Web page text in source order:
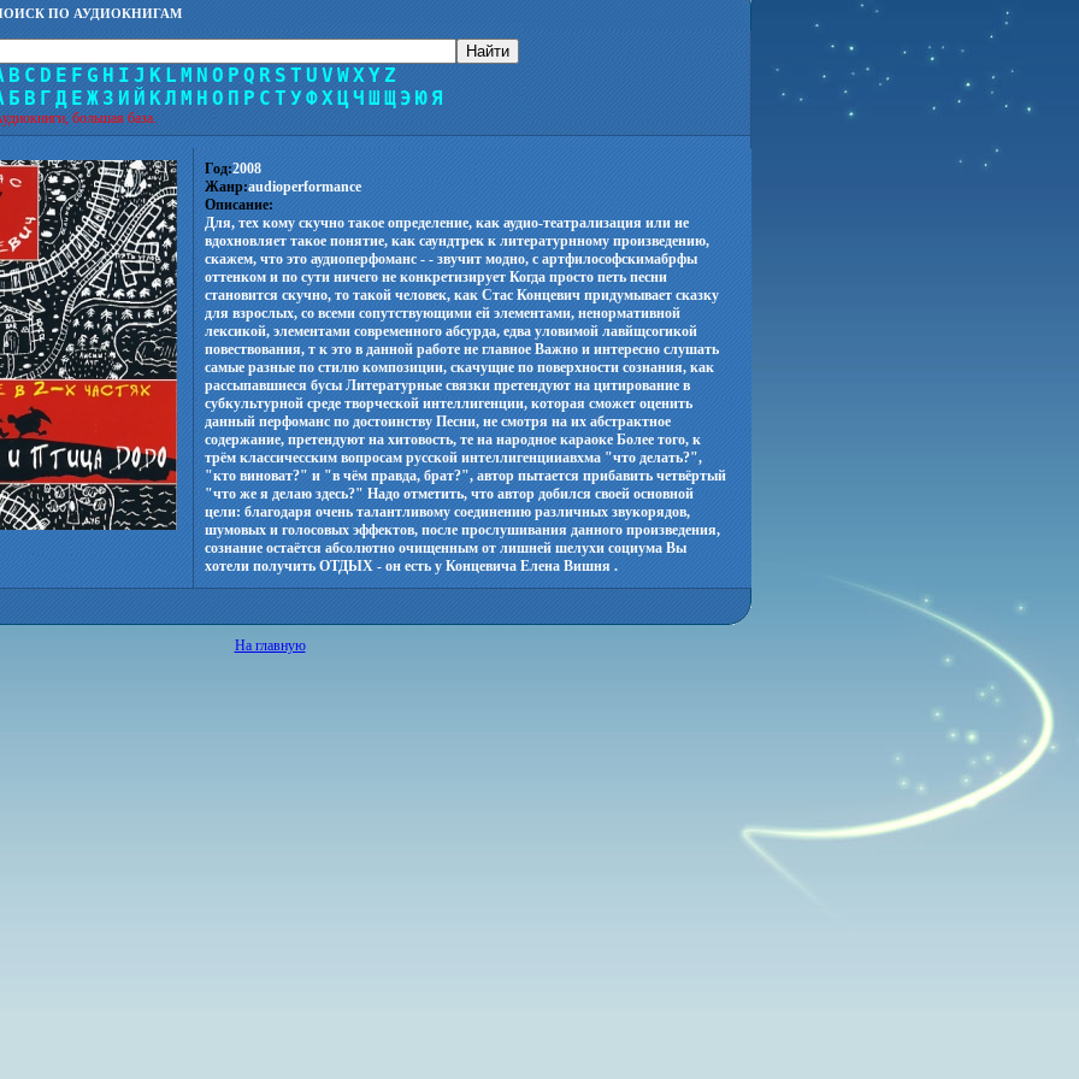
ПО АУДИОКНИГАМ
B C D E F G H I J K L M N O P Q R S T U V WXYZ
Б В Г Д Е Ж З И Й КЛ М Н О П Р С Т УФХ ЦЧ Ш Щ Э ЮЯ
большая база.
Год:2008
Жанр:audioperformance
Описание:
Для, тех кому скучно такое определение, как аудио-театрализация или не
вдохновляет такое понятие, как саундтрек к литературнному произведению,
скажем, что это аудиоперфоманс - - звучит модно, с артфилософскимабрфы
оттенком и по сути ничего не конкретизирует Когда просто петь песни
становится скучно, то такой человек, как Стас Концевич придумывает сказку
для взрослых, со всеми сопутствующими ей элементами, ненормативной
лексикой, элементами современного абсурда, едва уловимой лавйщсогикой
повествования, т к это в данной работе не главное Важно и интересно слушать
самые разные по стилю композиции, скачущие по поверхности сознания, как
рассыпавшиеся бусы Литературные связки претендуют на цитирование в
субкультурной среде творческой интеллигенции, которая сможет оценить
данный перфоманс по достоинству Песни, не смотря на их абстрактное
содержание, претендуют на хитовость, те на народное караоке Более того, к
трём классичесским вопросам русской интеллигенцииавхма "что делать?",
"кто виноват?" и "в чём правда, брат?", автор пытается прибавить четвёртый
"что же я делаю здесь?" Надо отметить, что автор добился своей основной
цели: благодаря очень талантливому соединению различных звукорядов,
шумовых и голосовых эффектов, после прослушивания данного произведения,
сознание остаётся абсолютно очищенным от лишней шелухи социума Вы
хотели получить ОТДЫХ - он есть у Концевича Елена Вишня .
На главную